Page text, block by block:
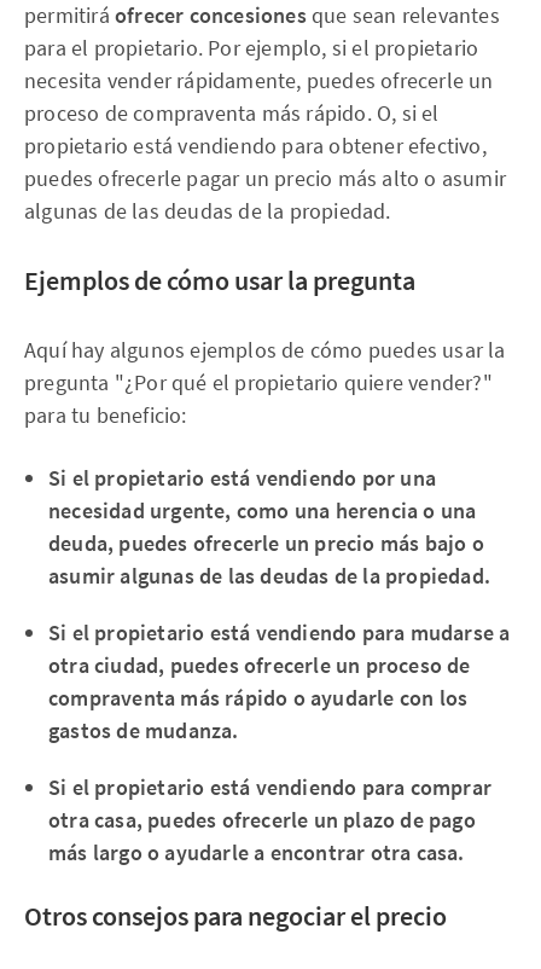
permitirá ofrecer concesionesque sean relevantes
para el propietario. Por ejemplo, si el propietario
necesita vender rápidamente, puedes ofrecerle un
proceso de compraventa más rápido. O, si el
propietario está vendiendo para obtener efectivo,
puedes ofrecerle pagar un precio más alto o asumir
algunas de las deudas de la propiedad.
Ejemplos de cómo usar la pregunta
Aquí hay algunos ejemplos de cómo puedes usar la
pregunta "¿Por qué el propietario quiere vender?"
para tu beneficio:
Si el propietario está vendiendo por una
necesidad urgente, como una herencia o una
deuda, puedes ofrecerle un precio más bajo o
asumir algunas de las deudas de la propiedad.
Si el propietario está vendiendo para mudarse a
otra ciudad, puedes ofrecerle un proceso de
compraventa más rápido o ayudarle con los
gastos de mudanza.
Si el propietario está vendiendo para comprar
otra casa, puedes ofrecerle un plazo de pago
más largo o ayudarle a encontrar otra casa.
Otros consejos para negociar el precio